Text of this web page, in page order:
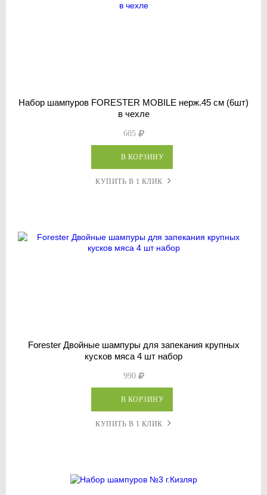
Набор шампуров FORESTER MOBILE нерж.45 см (6шт)
в чехле
605
В КОРЗИНУ
КУПИТЬ В 1 КЛИК
Forester Двойные шампуры для запекания крупных
кусков мяса 4 шт набор
990
В КОРЗИНУ
КУПИТЬ В 1 КЛИК